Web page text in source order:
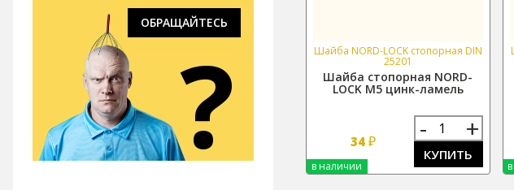
ОБРАЩАЙТЕСЬ
? Шайба NORD-LOCK стопорная DIN
25201
Шайба стопорная NORD-
LOCK М5 цинк-ламель
34₽ - +
КУПИТЬ
в наличии